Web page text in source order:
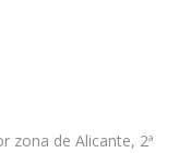
zona de Alicante, 2ª